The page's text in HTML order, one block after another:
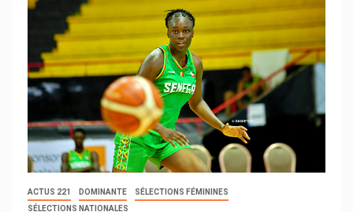
ACTUS 221 DOMINANTE
SÉLECTIONS FÉMININES
SÉLECTIONS NATIONALES